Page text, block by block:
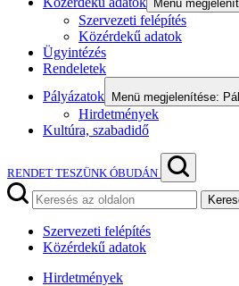
Menü
Szervezeti felépítés
Közérdekű adatok
Ügyintézés
Rendeletek
Pályázatok
Menü megjelenítése:
Hirdetmények
Kultúra, szabadidő
RENDET TESZÜNK ÓBUDÁN
Szervezeti felépítés
Közérdekű adatok
Hirdetmények